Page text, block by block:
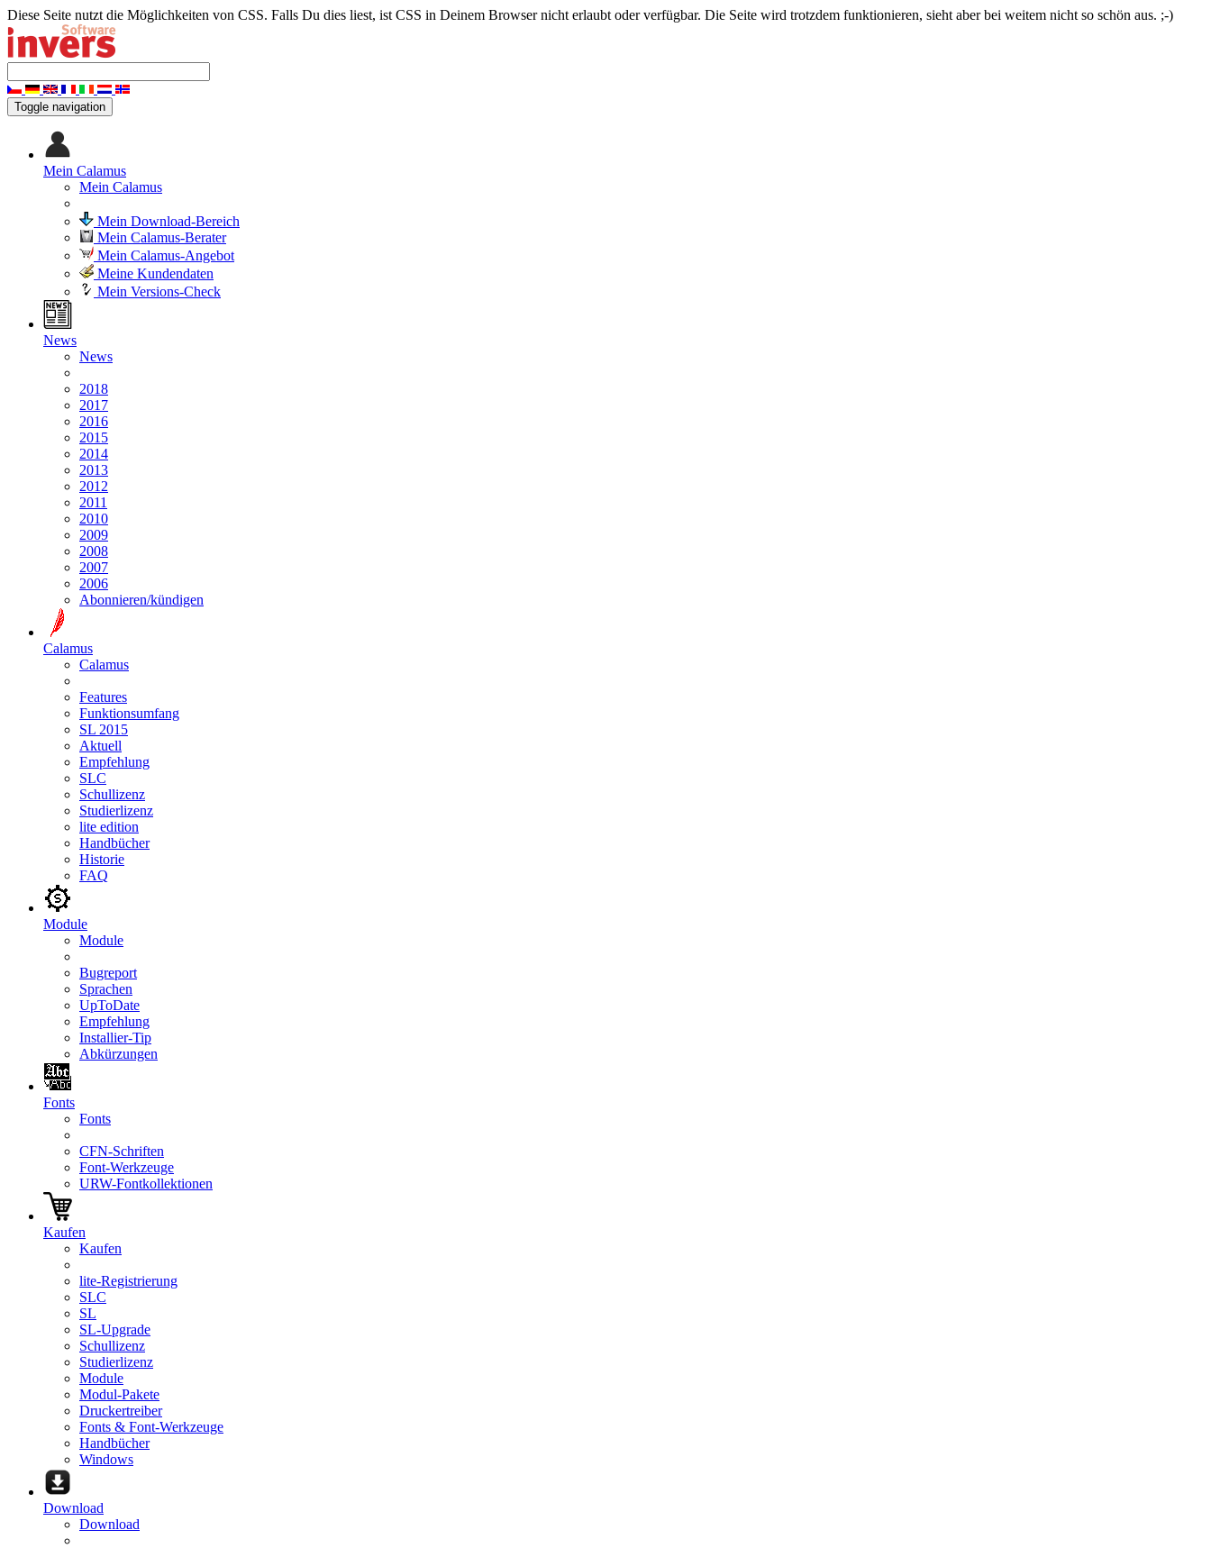
Diese Seite nutzt die Möglichkeiten von CSS. Falls Du dies liest, ist CSS in Deinem Browser nicht erlaubt oder verfügbar. Die Seite wird trotzdem funktionieren, sieht aber bei weitem nicht so schön aus. ;-)
Toggle navigation
Mein Calamus
Mein Calamus
Mein Download-Bereich
Mein Calamus-Berater
Mein Calamus-Angebot
Meine Kundendaten
Mein Versions-Check
News
News
2018
2017
2016
2015
2014
2013
2012
2011
2010
2009
2008
2007
2006
Abonnieren/kündigen
Calamus
Calamus
Features
Funktionsumfang
SL 2015
Aktuell
Empfehlung
SLC
Schullizenz
Studierlizenz
lite edition
Handbücher
Historie
FAQ
Module
Module
Bugreport
Sprachen
UpToDate
Empfehlung
Installier-Tip
Abkürzungen
Fonts
Fonts
CFN-Schriften
Font-Werkzeuge
URW-Fontkollektionen
Kaufen
Kaufen
lite-Registrierung
SLC
SL
SL-Upgrade
Schullizenz
Studierlizenz
Module
Modul-Pakete
Druckertreiber
Fonts & Font-Werkzeuge
Handbücher
Windows
Download
Download